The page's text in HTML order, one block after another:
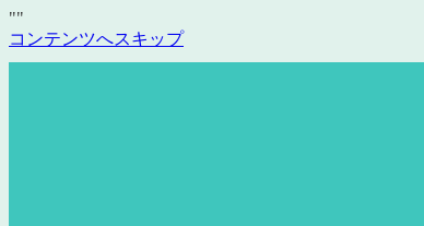
""
コンテンツへスキップ